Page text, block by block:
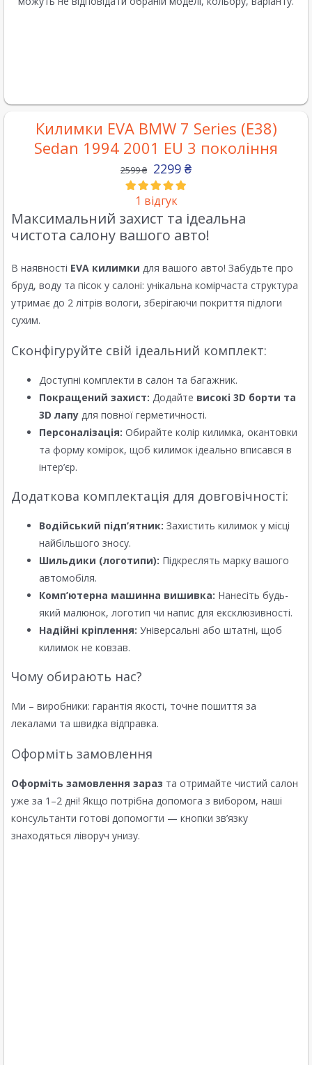
Килимки EVA BMW 7 Series (E38)
Sedan 1994 2001 EU 3 покоління
2599₴ 2299 ₴
1 відгук
Максимальний захист та ідеальна
чистота салону вашого авто!
В наявності EVA килимки для вашого авто! Забудьте про
бруд, воду та пісок у салоні: унікальна комірчаста структура
утримає до 2 літрів вологи, зберігаючи покриття підлоги
сухим.
Сконфігуруйте свій ідеальний комплект:
Доступні комплекти в салон та багажник.
Покращений захист: Додайте високі 3D борти та
3D лапу для повної герметичності.
Персоналізація: Обирайте колір килимка, окантовки
та форму комірок, щоб килимок ідеально вписався в
інтер’єр.
Додаткова комплектація для довговічності:
Водійський підп’ятник: Захистить килимок у місці
найбільшого зносу.
Шильдики (логотипи): Підкреслять марку вашого
автомобіля.
Комп’ютерна машинна вишивка: Нанесіть будь-
який малюнок, логотип чи напис для ексклюзивності.
Надійні кріплення: Універсальні або штатні, щоб
килимок не ковзав.
Чому обирають нас?
Ми – виробники: гарантія якості, точне пошиття за
лекалами та швидка відправка.
Оформіть замовлення
Оформіть замовлення зараз та отримайте чистий салон
уже за 1–2 дні! Якщо потрібна допомога з вибором, наші
консультанти готові допомогти — кнопки зв’язку
знаходяться ліворуч унизу.